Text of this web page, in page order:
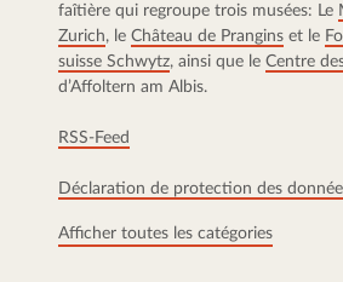
faîtière qui regroupe trois musées: Le
Zurich, le Château de Prangins et le
suisse Schwytz, ainsi que le Centre
d’Affoltern am Albis.
RSS-Feed
Déclaration de protection des
Afficher toutes les catégories